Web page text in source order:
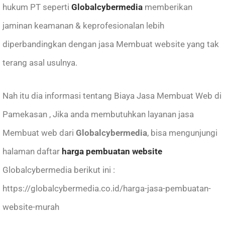
hukum PT seperti Globalcybermedia memberikan
jaminan keamanan & keprofesionalan lebih
diperbandingkan dengan jasa Membuat website yang tak
terang asal usulnya.
Nah itu dia informasi tentang Biaya Jasa Membuat Web di
Pamekasan , Jika anda membutuhkan layanan jasa
Membuat web dari Globalcybermedia, bisa mengunjungi
halaman daftar harga pembuatan website
Globalcybermedia berikut ini :
https://globalcybermedia.co.id/harga-jasa-pembuatan-
website-murah